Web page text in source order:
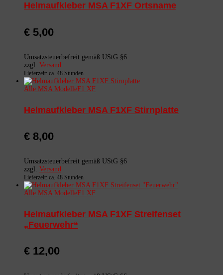
Helmaufkleber MSA F1XF Ortsname
€ 5,00
Umsatzsteuerbefreit gemäß UStG §6
zzgl. Versand
Lieferzeit: ca. 48 Stunden
Alle MSA Modelle F1 XF
Helmaufkleber MSA F1XF Stirnplatte
€ 8,00
Umsatzsteuerbefreit gemäß UStG §6
zzgl. Versand
Lieferzeit: ca. 48 Stunden
Alle MSA ModelleF1 XF
Helmaufkleber MSA F1XF Streifenset
„Feuerwehr“
€ 12,00